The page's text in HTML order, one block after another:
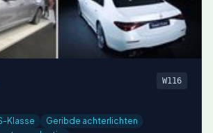
W116
Klasse
Geribde achterlichten